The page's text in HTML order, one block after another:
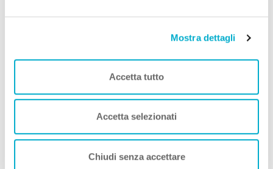
Mostra dettagli
Accetta tutto
Accetta selezionati
Chiudi senza accettare
Agriturismi
Agriturismo La Ripa
PremioECCELLENZA A DOG
Montorio Romano (Roma) Lazio